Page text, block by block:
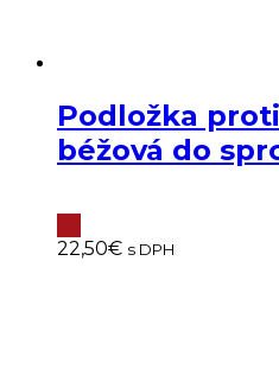
Podložka
béžová do
22,50€ s DPH